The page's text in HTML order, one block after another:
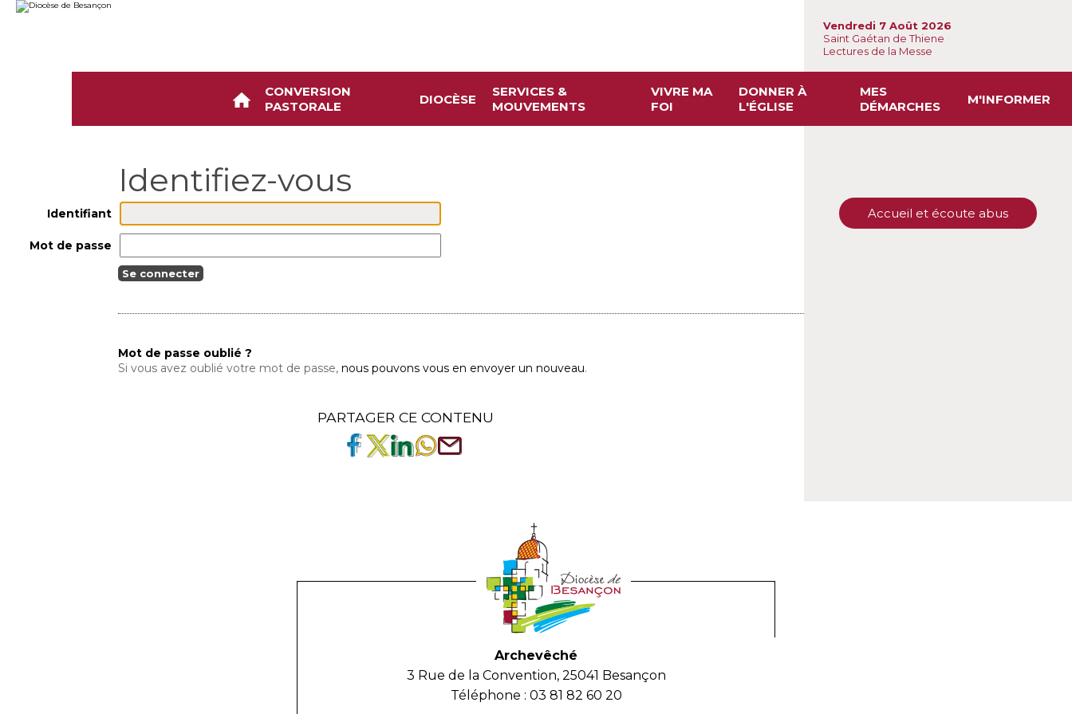
Aller
Outils
personnels
CONVERSION
PASTORALE
DIOCÈSE
SERVICES &
MOUVEMENTS
VIVRE MA
FOI
DONNER À
L'ÉGLISE
MES
DÉMARCHES
M'INFORMER
Vendredi 7 Août 2026
Saint Gaétan de Thiene
Lectures de la Messe
Identifiant
Mot de passe
Mot de passe oublié ?
Si vous avez oublié votre mot de passe, nous pouvons vous en envoyer un nouveau.
PARTAGER CE CONTENU
Accueil et écoute abus
Archevêché
3 Rue de la Convention, 25041 Besançon
Téléphone : 03 81 82 60 20